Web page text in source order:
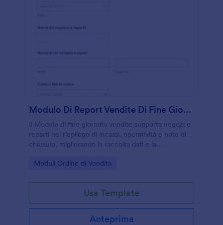
Modulo Di Report Vendite Di Fine Giornata
Il Modulo di fine giornata vendite supporta negozi e
reparti nel riepilogo di incassi, operatività e note di
chiusura, migliorando la raccolta dati e la
Go to Category:
Moduli Ordine di Vendita
Usa Template
Anteprima